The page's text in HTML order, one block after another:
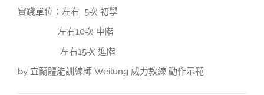
實踐單位：左右 5次 初學
左右10次 中階
左右15次 進階
by 宜蘭體能訓練師 Weilung 威力教練 動作示範